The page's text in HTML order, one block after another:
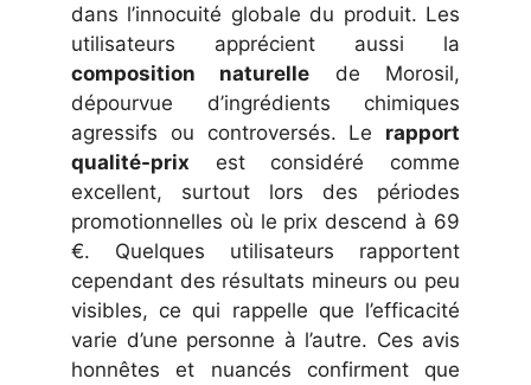
dans l’innocuité globale du produit. Les
utilisateurs apprécient aussi la
composition naturelle de Morosil,
dépourvue d’ingrédients chimiques
agressifs ou controversés. Le rapport
qualité-prix est considéré comme
excellent, surtout lors des périodes
promotionnelles où le prix descend à 69
€. Quelques utilisateurs rapportent
cependant des résultats mineurs ou peu
visibles, ce qui rappelle que l’efficacité
varie d’une personne à l’autre. Ces avis
honnêtes et nuancés confirment que